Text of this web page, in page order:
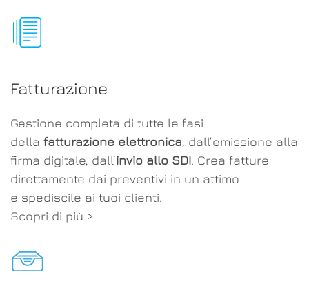
Fatturazione
Gestione completa di tutte le fasi
della fatturazione elettronica, dall’emissione alla
firma digitale, dall’invio allo SDI. Crea fatture
direttamente dai preventivi in un attimo
e spediscile ai tuoi clienti.
Scopri di più >